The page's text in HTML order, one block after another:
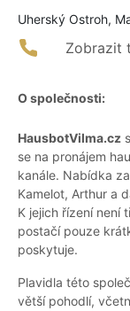
Uherský Ostroh,
Zobrazit
O společnosti:
HausbotVilma.cz
se na pronájem
kanále. Nabídka
Kamelot, Arthur a
K jejich řízení není
postačí pouze
poskytuje.
Plavidla této
větší pohodlí,